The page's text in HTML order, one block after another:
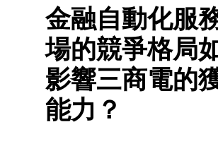
金融自動化服
場的競爭格局
影響三商電的
能力？